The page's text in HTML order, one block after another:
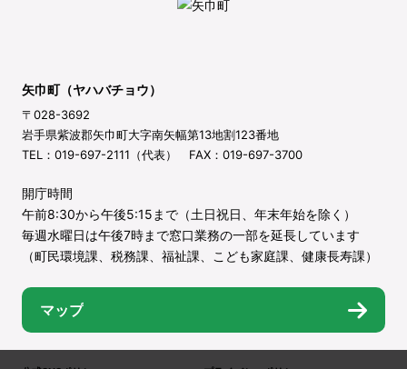
矢巾町（ヤハバチョウ）
〒028-3692
岩手県紫波郡矢巾町大字南矢幅第13地割123番地
TEL：019-697-2111（代表） FAX：019-697-3700
開庁時間
午前8:30から午後5:15まで（土日祝日、年末年始を除く）
毎週水曜日は午後7時まで窓口業務の一部を延長しています
（町民環境課、税務課、福祉課、こども家庭課、健康長寿課）
マップ